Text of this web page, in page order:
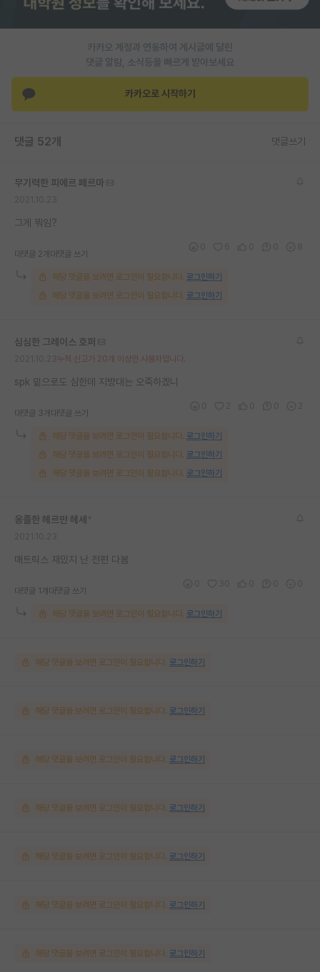
학술 정보 게시판
유학교육
반도체 아카데미
재팬라운지 🌸
카카오 계정과 연동하여 게시글에 달린
댓글 알람, 소식등을 빠르게 받아보세요
카카오로 시작하기
댓글 52개 댓글쓰기
무기력한 피에르 페르마
그게 뭐임?
대댓글 2개 대댓글 쓰기
해당 댓글을 보려면 로그인이 필요합니다. 로그인하기
해당 댓글을 보려면 로그인이 필요합니다. 로그인하기
심심한 그레이스 호퍼
누적 신고가 20개 이상인 사용자입니다.
spk 밑으로도 심한데 지방대는 오죽하겠니
대댓글 3개 대댓글 쓰기
해당 댓글을 보려면 로그인이 필요합니다. 로그인하기
해당 댓글을 보려면 로그인이 필요합니다. 로그인하기
해당 댓글을 보려면 로그인이 필요합니다. 로그인하기
옹졸한 헤르만 헤세
매트릭스 재밌지 난 전편 다봄
대댓글 1개 대댓글 쓰기
해당 댓글을 보려면 로그인이 필요합니다. 로그인하기
해당 댓글을 보려면 로그인이 필요합니다. 로그인하기
해당 댓글을 보려면 로그인이 필요합니다. 로그인하기
해당 댓글을 보려면 로그인이 필요합니다. 로그인하기
해당 댓글을 보려면 로그인이 필요합니다. 로그인하기
해당 댓글을 보려면 로그인이 필요합니다. 로그인하기
해당 댓글을 보려면 로그인이 필요합니다. 로그인하기
해당 댓글을 보려면 로그인이 필요합니다. 로그인하기